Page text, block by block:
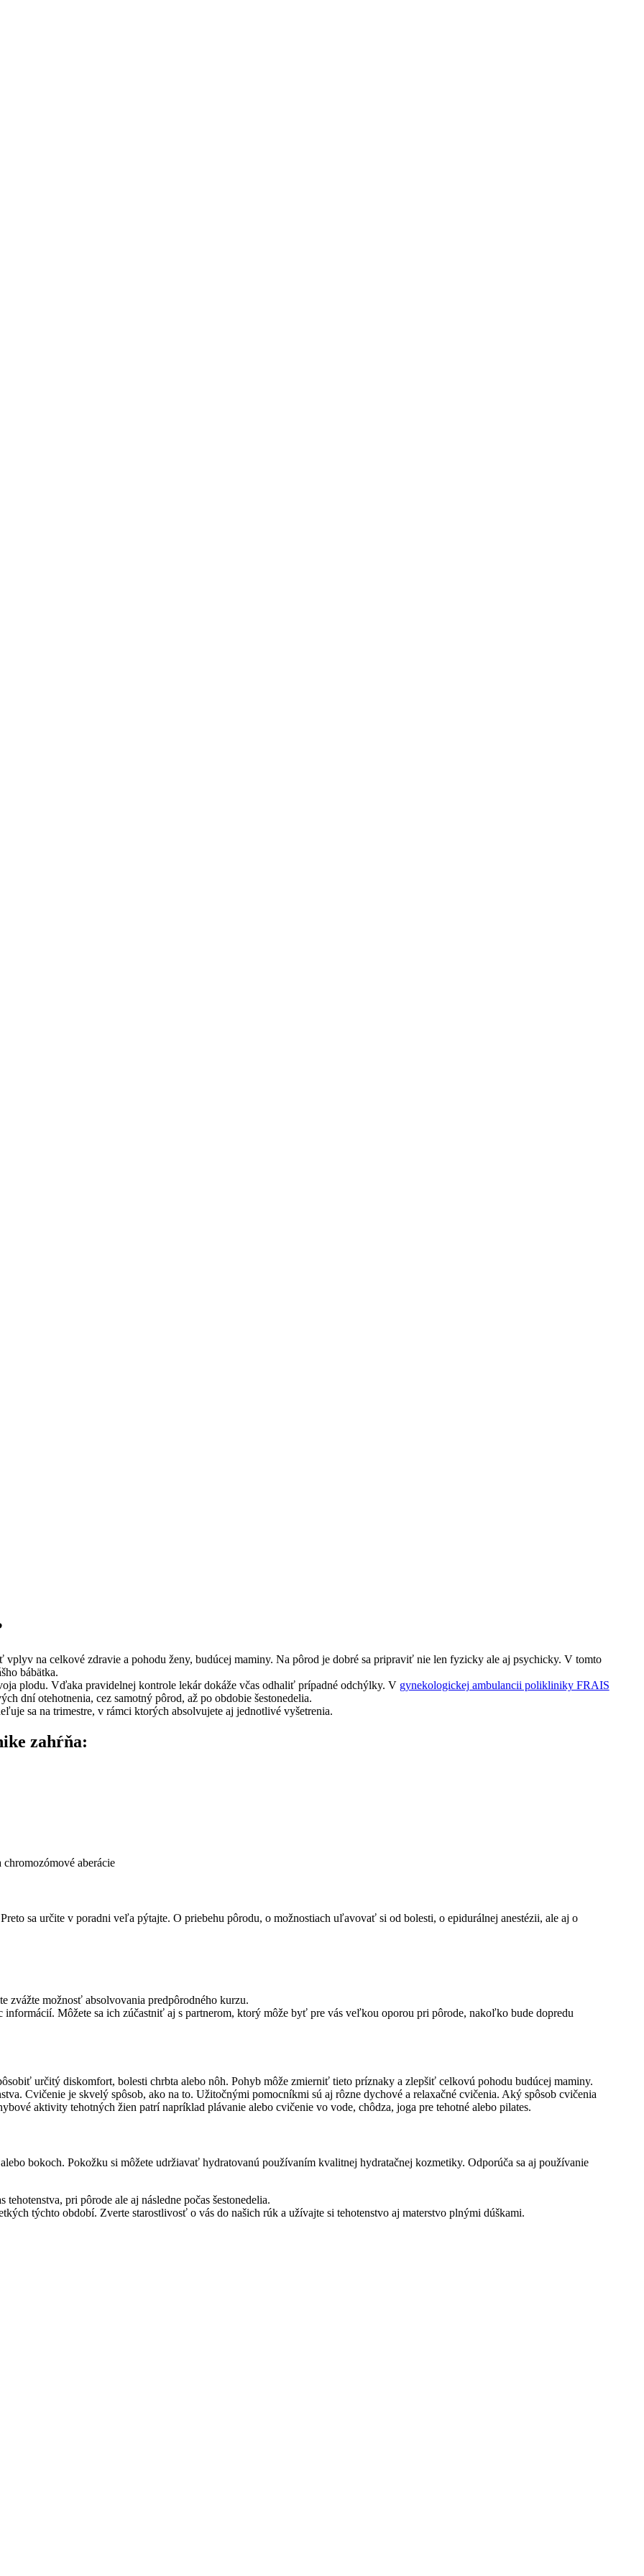
na celkové zdravie a pohodu ženy, budúcej maminy. Na pôrod je dobré sa pripraviť nie len fyzicky ale aj psychicky. V tomto
bábätka.
plodu. Vďaka pravidelnej kontrole lekár dokáže včas odhaliť prípadné odchýlky. V gynekologickej ambulancii polikliniky FRAIS
dní otehotnenia, cez samotný pôrod, až po obdobie šestonedelia.
sa na trimestre, v rámci ktorých absolvujete aj jednotlivé vyšetrenia.
zahŕňa:
aberácie
sa určite v poradni veľa pýtajte. O priebehu pôrodu, o možnostiach uľavovať si od bolesti, o epidurálnej anestézii, ale aj o
zvážte možnosť absolvovania predpôrodného kurzu.
Môžete sa ich zúčastniť aj s partnerom, ktorý môže byť pre vás veľkou oporou pri pôrode, nakoľko bude dopredu
určitý diskomfort, bolesti chrbta alebo nôh. Pohyb môže zmierniť tieto príznaky a zlepšiť celkovú pohodu budúcej maminy.
Cvičenie je skvelý spôsob, ako na to. Užitočnými pomocníkmi sú aj rôzne dychové a relaxačné cvičenia. Aký spôsob cvičenia
aktivity tehotných žien patrí napríklad plávanie alebo cvičenie vo vode, chôdza, joga pre tehotné alebo pilates.
bokoch. Pokožku si môžete udržiavať hydratovanú používaním kvalitnej hydratačnej kozmetiky. Odporúča sa aj používanie
pri pôrode ale aj následne počas šestonedelia.
týchto období. Zverte starostlivosť o vás do našich rúk a užívajte si tehotenstvo aj materstvo plnými dúškami.